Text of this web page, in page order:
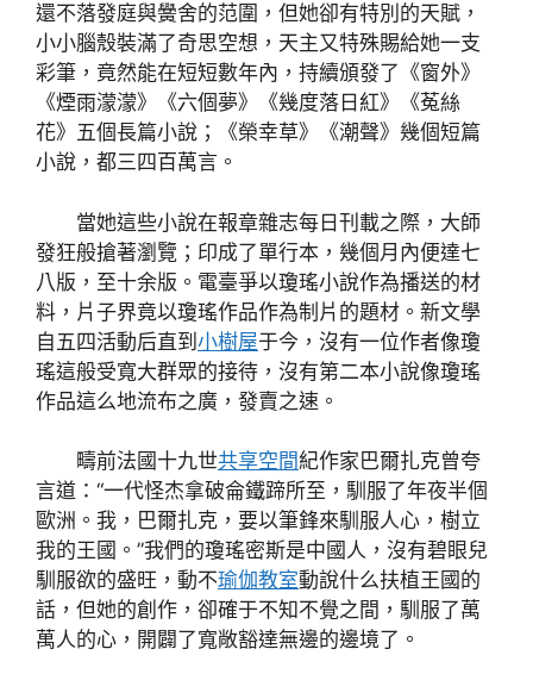
還不落發庭與黌舍的范圍，但她卻有特別的天賦，
小小腦殼裝滿了奇思空想，天主又特殊賜給她一支
彩筆，竟然能在短短數年內，持續頒發了《窗外》
《煙雨濛濛》《六個夢》《幾度落日紅》《菟絲
花》五個長篇小說；《榮幸草》《潮聲》幾個短篇
小說，都三四百萬言。
當她這些小說在報章雜志每日刊載之際，大師
發狂般搶著瀏覽；印成了單行本，幾個月內便達七
八版，至十余版。電臺爭以瓊瑤小說作為播送的材
料，片子界竟以瓊瑤作品作為制片的題材。新文學
自五四活動后直到 小樹屋于今，沒有一位作者像瓊
瑤這般受寬大群眾的接待，沒有第二本小說像瓊瑤
作品這么地流布之廣，發賣之速。
疇前法國十九世共享空間紀作家巴爾扎克曾夸
言道：“一代怪杰拿破侖鐵蹄所至，馴服了年夜半個
歐洲。我，巴爾扎克，要以筆鋒來馴服人心，樹立
我的王國。”我們的瓊瑤密斯是中國人，沒有碧眼兒
馴服欲的盛旺，動不瑜伽教室動說什么扶植王國的
話，但她的創作，卻確于不知不覺之間，馴服了萬
萬人的心，開闢了寬敞豁達無邊的邊境了。